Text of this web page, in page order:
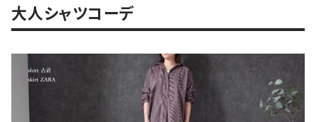
大人シャツコーデ